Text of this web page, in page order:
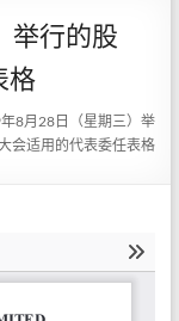
举行的股
格
8月28日（星期三）举
会适用的代表委任表格